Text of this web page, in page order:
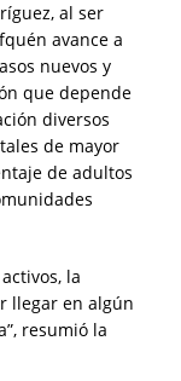
al ser
avance a
nuevos y
que depende
diversos
de mayor
de adultos
la
llegar en algún
resumió la